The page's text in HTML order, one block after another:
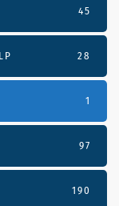
45
28
1
97
190